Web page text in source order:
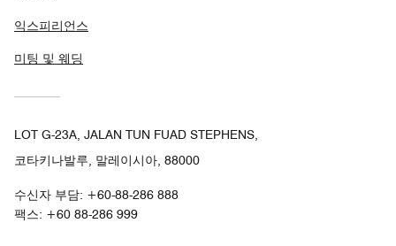
익스피리언스
미팅 및 웨딩
LOT G-23A, JALAN TUN FUAD STEPHENS,
코타키나발루, 말레이시아, 88000
수신자 부담: +60-88-286 888
팩스: +60 88-286 999